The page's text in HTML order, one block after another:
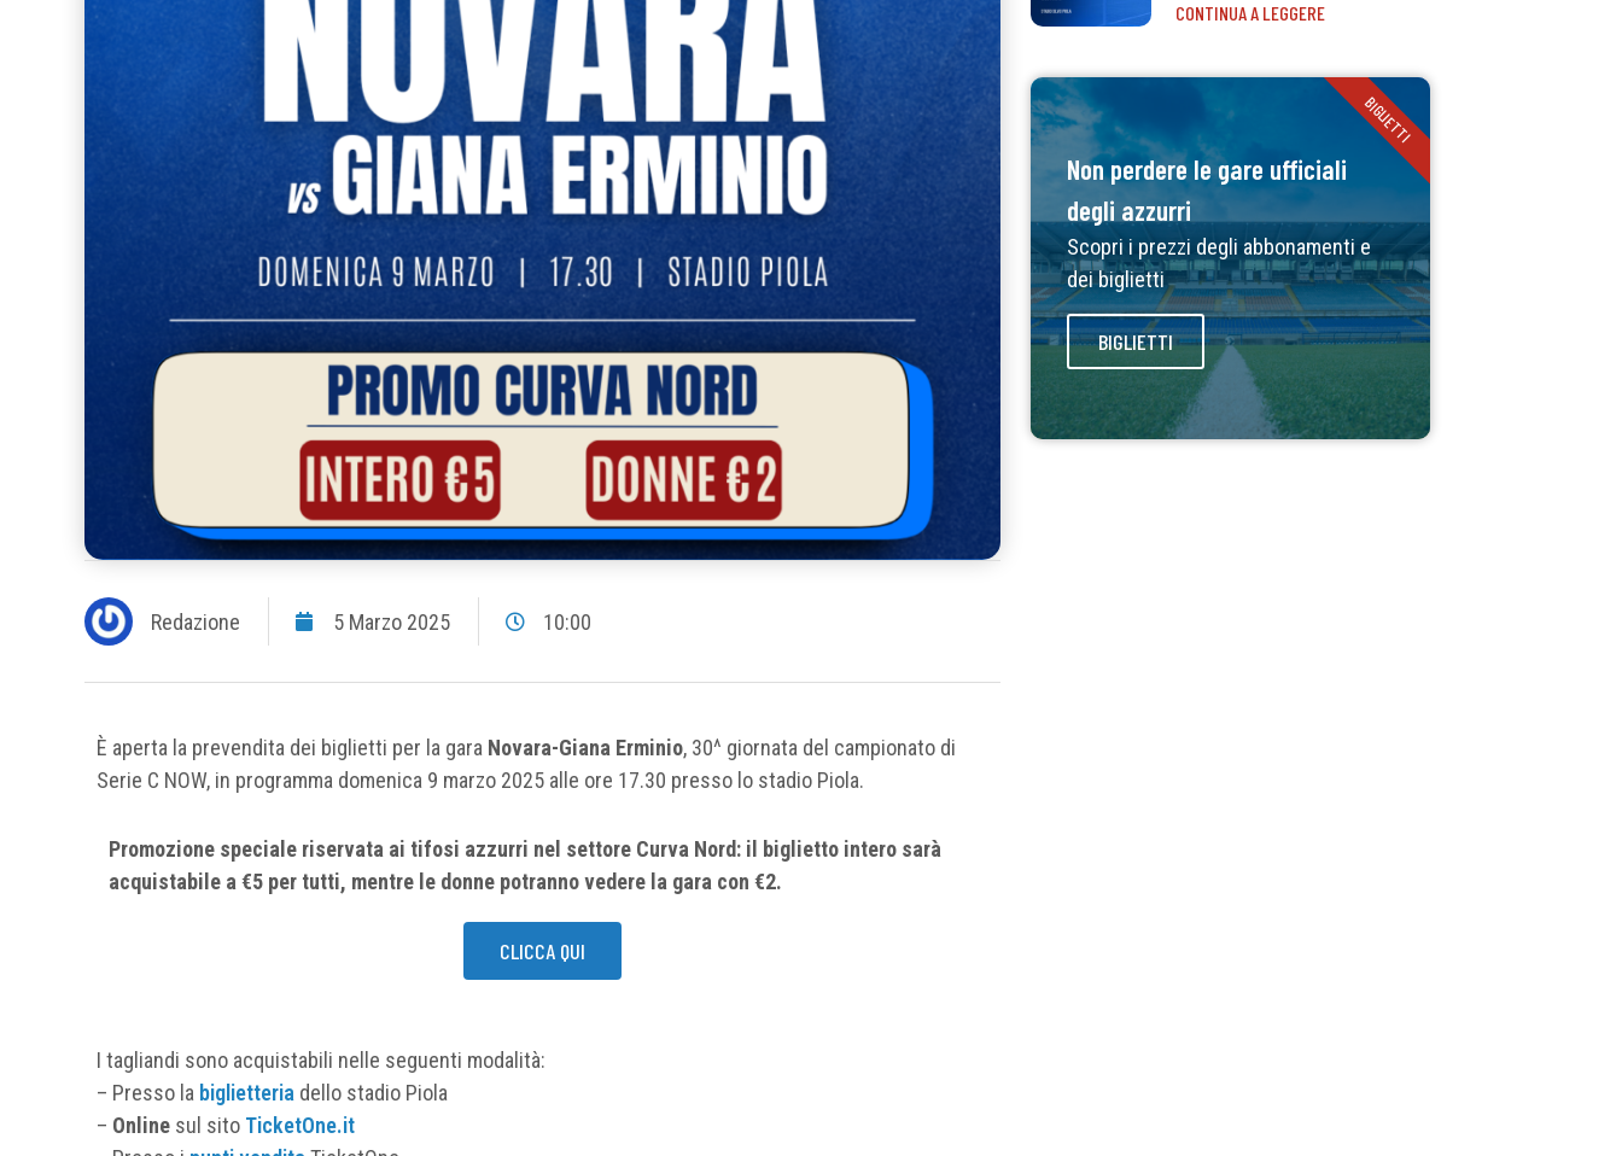
Redazione 5 Marzo 2025 10:00
È aperta la prevendita dei biglietti per la gara Novara-Giana Erminio, 30^ giornata del campionato di
Serie C NOW, in programma domenica 9 marzo 2025 alle ore 17.30 presso lo stadio Piola.
Promozione speciale riservata ai tifosi azzurri nel settore Curva Nord: il biglietto intero sarà
acquistabile a €5 per tutti, mentre le donne potranno vedere la gara con €2.
CLICCA QUI
I tagliandi sono acquistabili nelle seguenti modalità:
– Presso la biglietteria dello stadio Piola
– Online sul sito TicketOne.it
CONTINUA A LEGGERE
Non perdere le gare ufficiali
degli azzurri
Scopri i prezzi degli abbonamenti e
dei biglietti
BIGLIETTI
BIGLIETTI